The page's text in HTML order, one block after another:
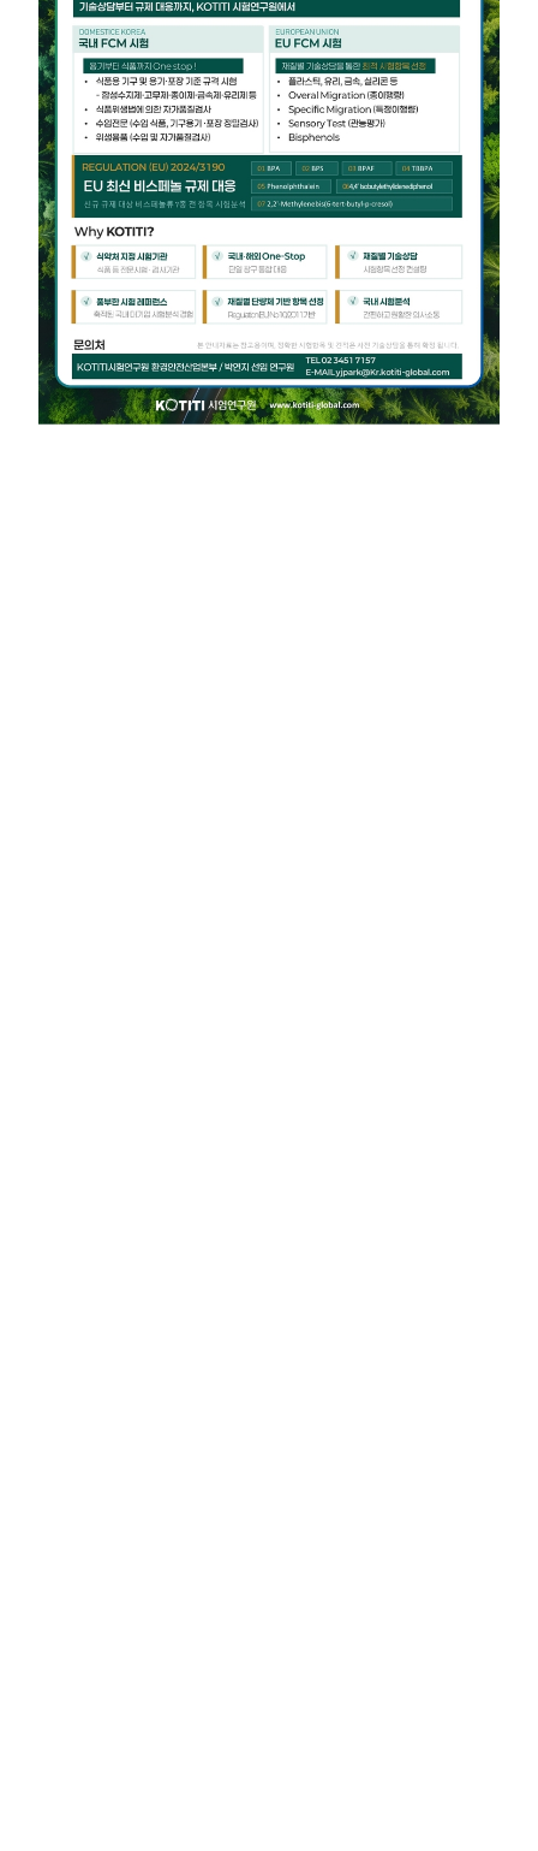
Best Way to find
solution, KOTITI
차별화된 기술력과 혁신적인 연구개발로
믿음과 가치를 만드는 글로벌 종합시험연구기관